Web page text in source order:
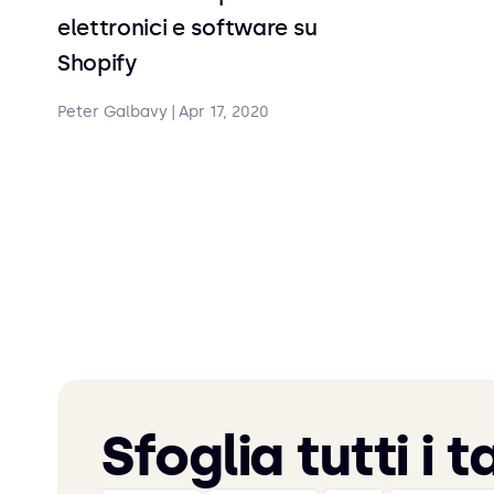
elettronici e software su
Shopify
Peter Galbavy Apr 17, 2020
Sfoglia tutti i